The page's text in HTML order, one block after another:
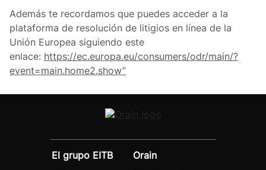
Además te recordamos que puedes acceder a la
plataforma de resolución de litigios en línea de la
Unión Europea siguiendo este
enlace: https://ec.europa.eu/consumers/odr/main/?
event=main.home2.show”
El grupo EITB
Orain